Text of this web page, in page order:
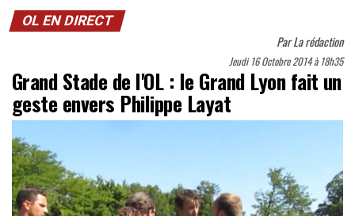
OL EN DIRECT
ParLa rédaction
Jeudi 16 Octobre 2014 à 18h35
Grand Stade de l'OL : le Grand Lyon fait un
geste envers Philippe Layat